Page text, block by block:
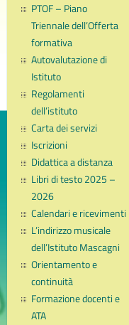
PTOF – Piano
Triennale dell’Offerta
formativa
Autovalutazione di
Istituto
Regolamenti
dell’istituto
Carta dei servizi
Iscrizioni
Didattica a distanza
Libri di testo 2025 –
2026
Calendari e ricevimenti
L’indirizzo musicale
dell’Istituto Mascagni
Orientamento e
continuità
Formazione docenti e
ATA